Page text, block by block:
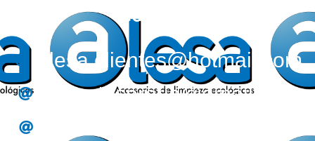
Correos:
alesa.clientes@hotmail.com
alesa.tesoreria@gmail.com